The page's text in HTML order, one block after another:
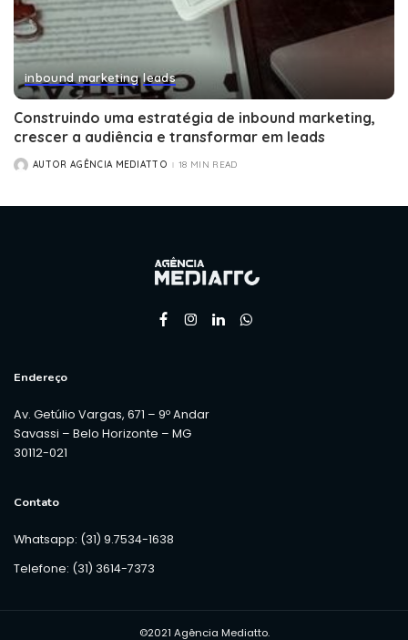
inbound marketing leads
Construindo uma estratégia de inbound marketing,
crescer a audiência e transformar em leads
POSTEDAUTOR AGÊNCIA MEDIATTO 18 MIN READ
Endereço
Av. Getúlio Vargas, 671 – 9º Andar
Savassi – Belo Horizonte – MG
30112-021
Contato
Whatsapp: (31) 9.7534-1638
Telefone: (31) 3614-7373
©2021 Agência Mediatto.